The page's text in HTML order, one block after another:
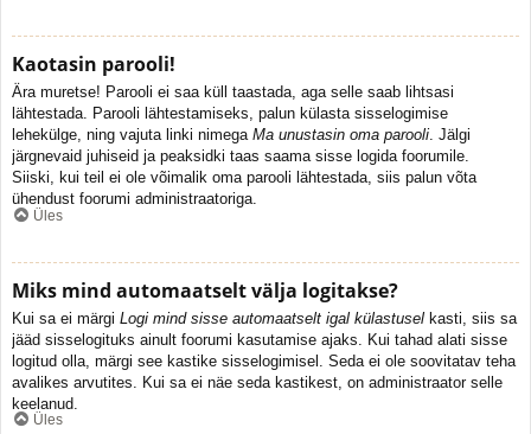
Kaotasin parooli!
Ära muretse! Parooli ei saa küll taastada, aga selle saab lihtsasi
lähtestada. Parooli lähtestamiseks, palun külasta sisselogimise
lehekülge, ning vajuta linki nimega Ma unustasin oma parooli. Jälgi
järgnevaid juhiseid ja peaksidki taas saama sisse logida foorumile.
Siiski, kui teil ei ole võimalik oma parooli lähtestada, siis palun võta
ühendust foorumi administraatoriga.
Üles
Miks mind automaatselt välja logitakse?
Kui sa ei märgi Logi mind sisse automaatselt igal külastusel kasti, siis sa
jääd sisselogituks ainult foorumi kasutamise ajaks. Kui tahad alati sisse
logitud olla, märgi see kastike sisselogimisel. Seda ei ole soovitatav teha
avalikes arvutites. Kui sa ei näe seda kastikest, on administraator selle
keelanud.
Üles